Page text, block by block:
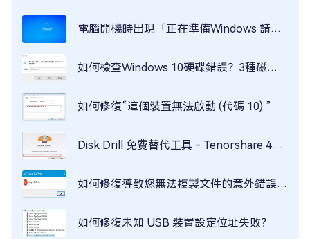
電腦開機時出現「正在準備Windows 請勿關閉電腦」時如何修復？
如何檢查Windows 10硬碟錯誤？3種磁碟檢查的修復方法（附贈資料救援工具）！
如何修復“這個裝置無法啟動 (代碼 10) ”
Disk Drill 免費替代工具 - Tenorshare 4DDiG
如何修復導致您無法複製文件的意外錯誤？4種方法輕鬆解決
如何修復未知 USB 裝置設定位址失敗？